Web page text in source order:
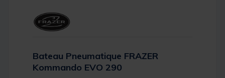
Bateau Pneumatique FRAZER
Kommando EVO 290